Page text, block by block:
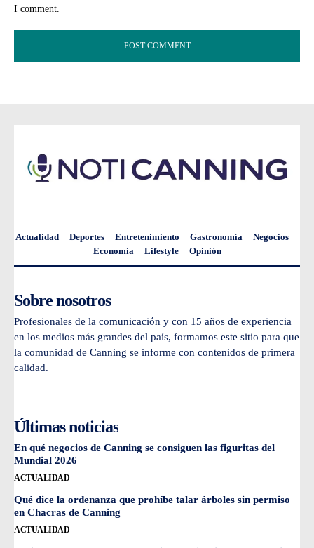
I comment.
Actualidad Deportes Entretenimiento Gastronomía
Negocios
Economía
Lifestyle Opinión
Sobre nosotros
Profesionales de la comunicación y con 15 años de experiencia
en los medios más grandes del país, formamos este sitio para que
la comunidad de Canning se informe con contenidos de primera
calidad.
Últimas noticias
En qué negocios de Canning se consiguen las figuritas del
Mundial 2026
ACTUALIDAD
Qué dice la ordenanza que prohíbe talar árboles sin permiso
en Chacras de Canning
ACTUALIDAD